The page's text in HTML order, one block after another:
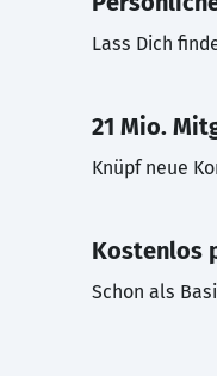
Lass Dich
21 Mio.
Knüpf neue
Kostenlos
Schon als